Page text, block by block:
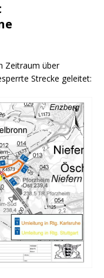
Zeitraum über
Strecke geleitet: